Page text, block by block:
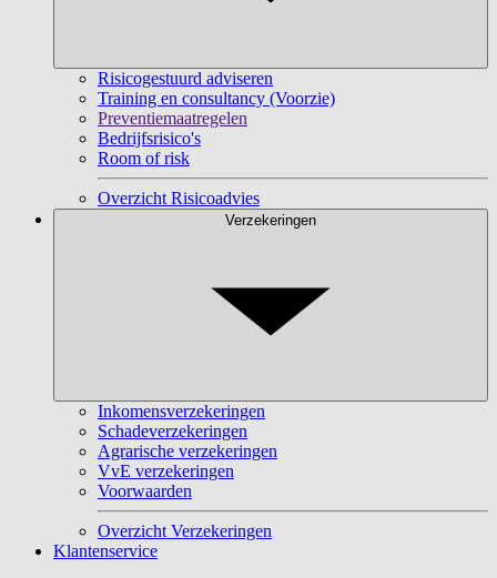
Risicogestuurd adviseren
Training en consultancy (Voorzie)
Preventiemaatregelen
Bedrijfsrisico's
Room of risk
Overzicht Risicoadvies
Verzekeringen
Inkomensverzekeringen
Schadeverzekeringen
Agrarische verzekeringen
VvE verzekeringen
Voorwaarden
Overzicht Verzekeringen
Klantenservice